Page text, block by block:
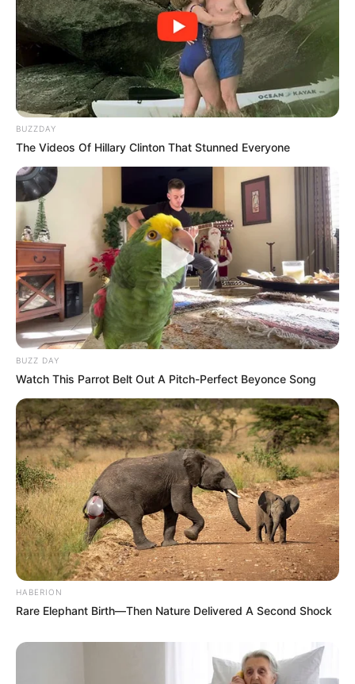
BUZZDAY
The Videos Of Hillary Clinton That Stunned Everyone
BUZZ DAY
Watch This Parrot Belt Out A Pitch-Perfect Beyonce Song
HABERION
Rare Elephant Birth—Then Nature Delivered A Second Shock